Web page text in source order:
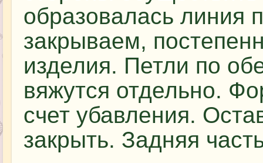
образовалась линия
закрываем,
изделия. Петли по
вяжутся отдельно.
счет убавления.
закрыть. Задняя